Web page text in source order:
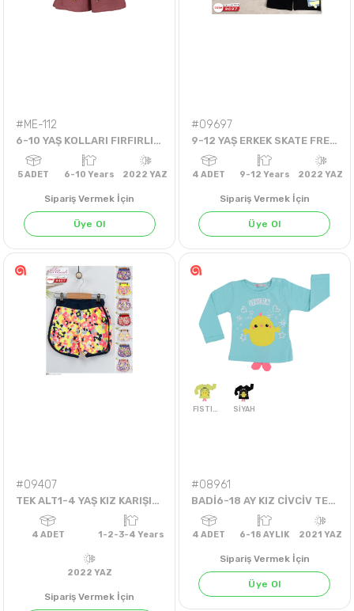
ADET 9-12 Years 4ADET 13-16
#ME-112
6-10 YAŞ KOLLARI FIRFIRLI DANTELLİ
Sipariş Vermek İçin
Üye Ol
#09697
9-12 YAŞ ERKEK SKATE FREESTYLE TKM
4 ADET
Sipariş Vermek İçin
Üye Ol
#09407
TEK ALT1-4 YAŞ KIZ KARIŞIK RENKLİ ÇİÇEK DESENLİ ŞORT
Sipariş Vermek İçin
#08961
BADİ6-18 AY KIZ CİVCİV TEK BADİ
Sipariş Vermek İçin
Üye Ol